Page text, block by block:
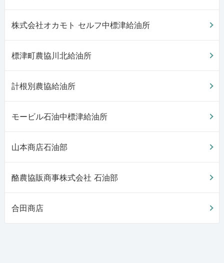
株式会社オカモト セルフ中標津給油所
標津町農協川北給油所
計根別農協給油所
モービル石油中標津給油所
山本商店石油部
酪農協販商事株式会社 石油部
合田商店